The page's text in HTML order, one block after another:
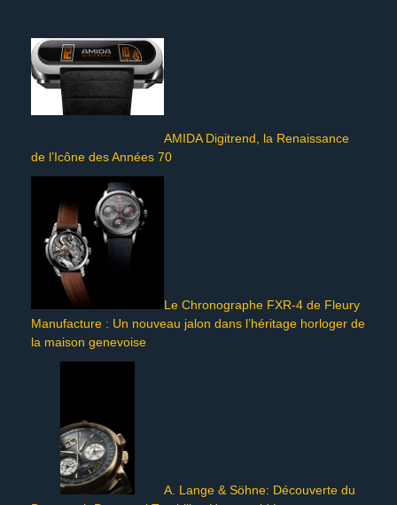
AMIDA Digitrend, la Renaissance
de l’Icône des Années 70
Le Chronographe FXR-4 de Fleury
Manufacture : Un nouveau jalon dans l’héritage horloger de
la maison genevoise
A. Lange & Söhne: Découverte du